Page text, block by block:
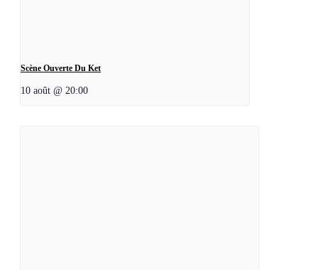
Scène Ouverte Du Ket
10 août @ 20:00